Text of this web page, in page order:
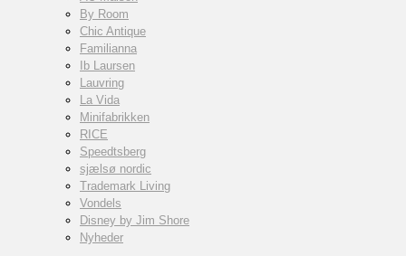
By Room
Chic Antique
Familianna
Ib Laursen
Lauvring
La Vida
Minifabrikken
RICE
Speedtsberg
sjælsø nordic
Trademark Living
Vondels
Disney by Jim Shore
Nyheder